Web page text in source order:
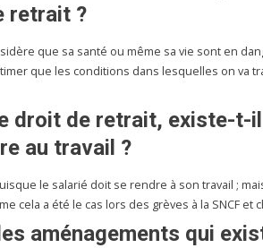
retrait ?
que sa santé ou même sa vie sont en
que les conditions dans lesquelles on va
droit de retrait, existe-t-il
au travail ?
le salarié doit se rendre à son travail ;
cela a été le cas lors des grèves à la SNCF et
aménagements qui